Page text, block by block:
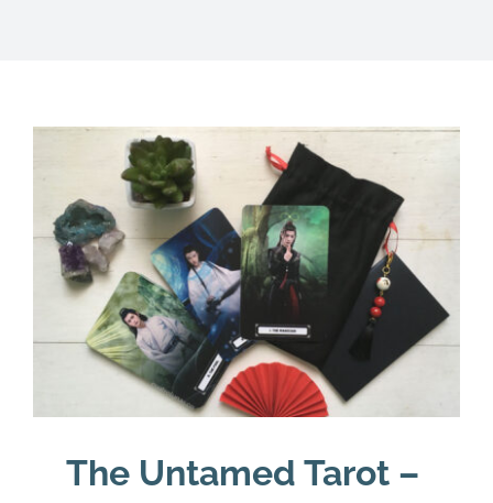
ARTÍCULOS
ACERCA
CONTACTO
The Untamed Tarot –